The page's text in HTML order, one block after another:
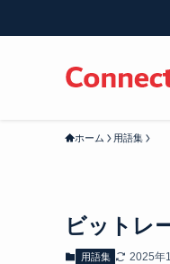
ホーム 用語集
ビットレ
用語集 2025年